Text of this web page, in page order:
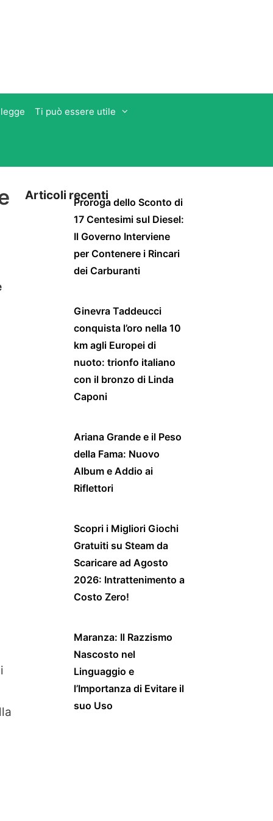
Ti può essere utile
Articoli recentiProroga dello Sconto di
17 Centesimi sul Diesel:
Il Governo Interviene
per Contenere i Rincari
dei Carburanti
Ginevra Taddeucci
conquista l’oro nella 10
km agli Europei di
nuoto: trionfo italiano
con il bronzo di Linda
Caponi
Ariana Grande e il Peso
della Fama: Nuovo
Album e Addio ai
Riflettori
Scopri i Migliori Giochi
Gratuiti su Steam da
Scaricare ad Agosto
2026: Intrattenimento a
Costo Zero!
Maranza: Il Razzismo
Nascosto nel
Linguaggio e
l’Importanza di Evitare il
suo Uso